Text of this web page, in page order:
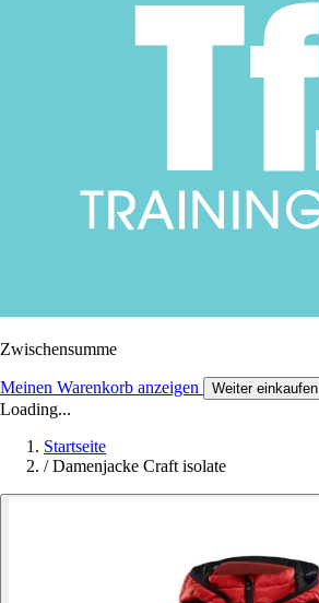
Zwischensumme
Meinen Warenkorb anzeigen Weiter einkaufen
Loading...
Startseite
/ Damenjacke Craft isolate